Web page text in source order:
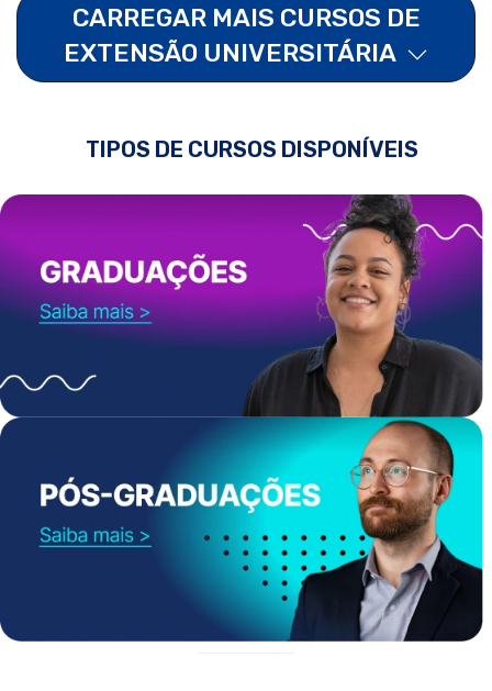
CARREGAR MAIS CURSOS DE
EXTENSÃO UNIVERSITÁRIA
TIPOS DE CURSOS DISPONÍVEIS